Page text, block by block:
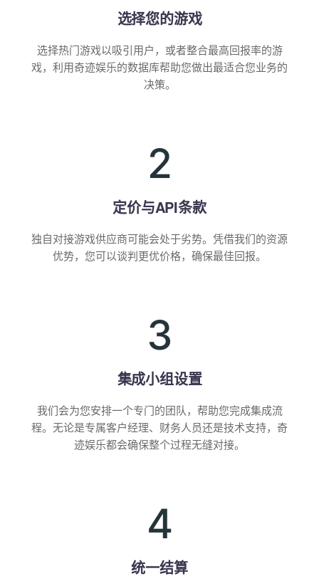
选择您的游戏
选择热门游戏以吸引用户，或者整合最高回报率的游
戏，利用奇迹娱乐的数据库帮助您做出最适合您业务的
决策。
2
定价与API条款
独自对接游戏供应商可能会处于劣势。凭借我们的资源
优势，您可以谈判更优价格，确保最佳回报。
3
集成小组设置
我们会为您安排一个专门的团队，帮助您完成集成流
程。无论是专属客户经理、财务人员还是技术支持，奇
迹娱乐都会确保整个过程无缝对接。
4
统一结算